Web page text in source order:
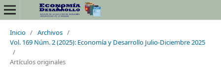
Inicio / Archivos /
Vol. 169 Núm. 2 (2025): Economía y Desarrollo Julio-Diciembre 2025
/
Artículos originales